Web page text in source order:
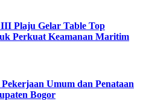
Plaju Gelar Table Top
Perkuat Keamanan Maritim
Umum dan Penataan
Bogor